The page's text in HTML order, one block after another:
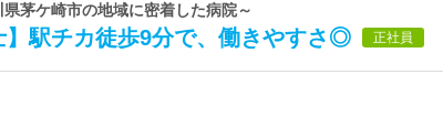
茅ケ崎市の地域に密着した病院～
駅チカ徒歩9分で、働きやすさ◎ 正社員